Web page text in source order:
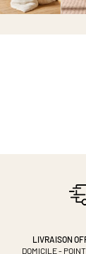
LIVRAISON
DOMICILE -